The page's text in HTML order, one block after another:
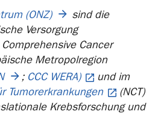
(ONZ)
sind die
Versorgung
Cancer
Metropolregion
; CCC WERA)
und im
Tumorerkrankungen
(NCT)
Krebsforschung und